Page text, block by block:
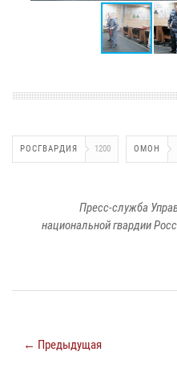
РОСГВАРДИЯ 1200 ОМОН
Пресс-служба
национальной гвардии
← Предыдущая